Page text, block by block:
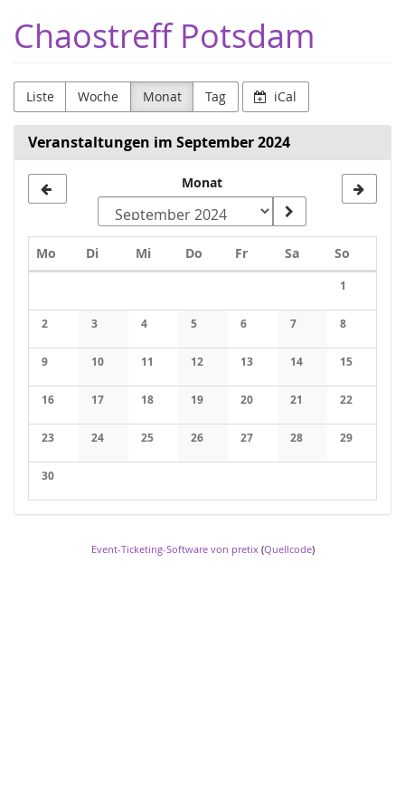
Haupt-
Inhalt
Chaostreff Potsdam
Liste Woche Monat Tag iCal
Veranstaltungen im September 2024
zur
Anzeige
auswählen
Monat
Mo Montag
DiDienstag
MiMittwoch
Do Donnerstag
FrFreitagSaSamstag
So
1
2 3 4 5 6 7 8
9 10 11 12 13 14 15
16 17 18 19 20 21 22
23 24 25 26 27 28 29
30
Event-Ticketing-Software von pretix(Quellcode)